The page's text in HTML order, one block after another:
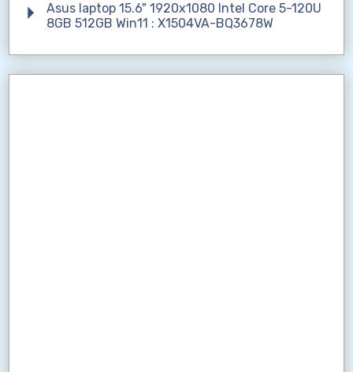
Asus laptop 15.6" 1920x1080 Intel Core 5-120U
8GB 512GB Win11 : X1504VA-BQ3678W